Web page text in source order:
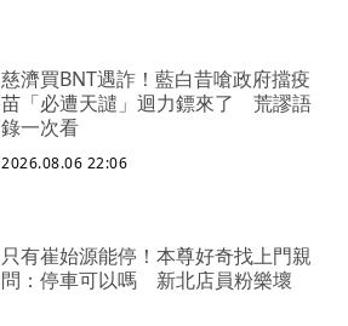
慈濟買BNT遇詐！藍白昔嗆政府擋疫
苗「必遭天譴」迴力鏢來了 荒謬語
錄一次看
2026.08.06 22:06
只有崔始源能停！本尊好奇找上門親
問：停車可以嗎 新北店員粉樂壞